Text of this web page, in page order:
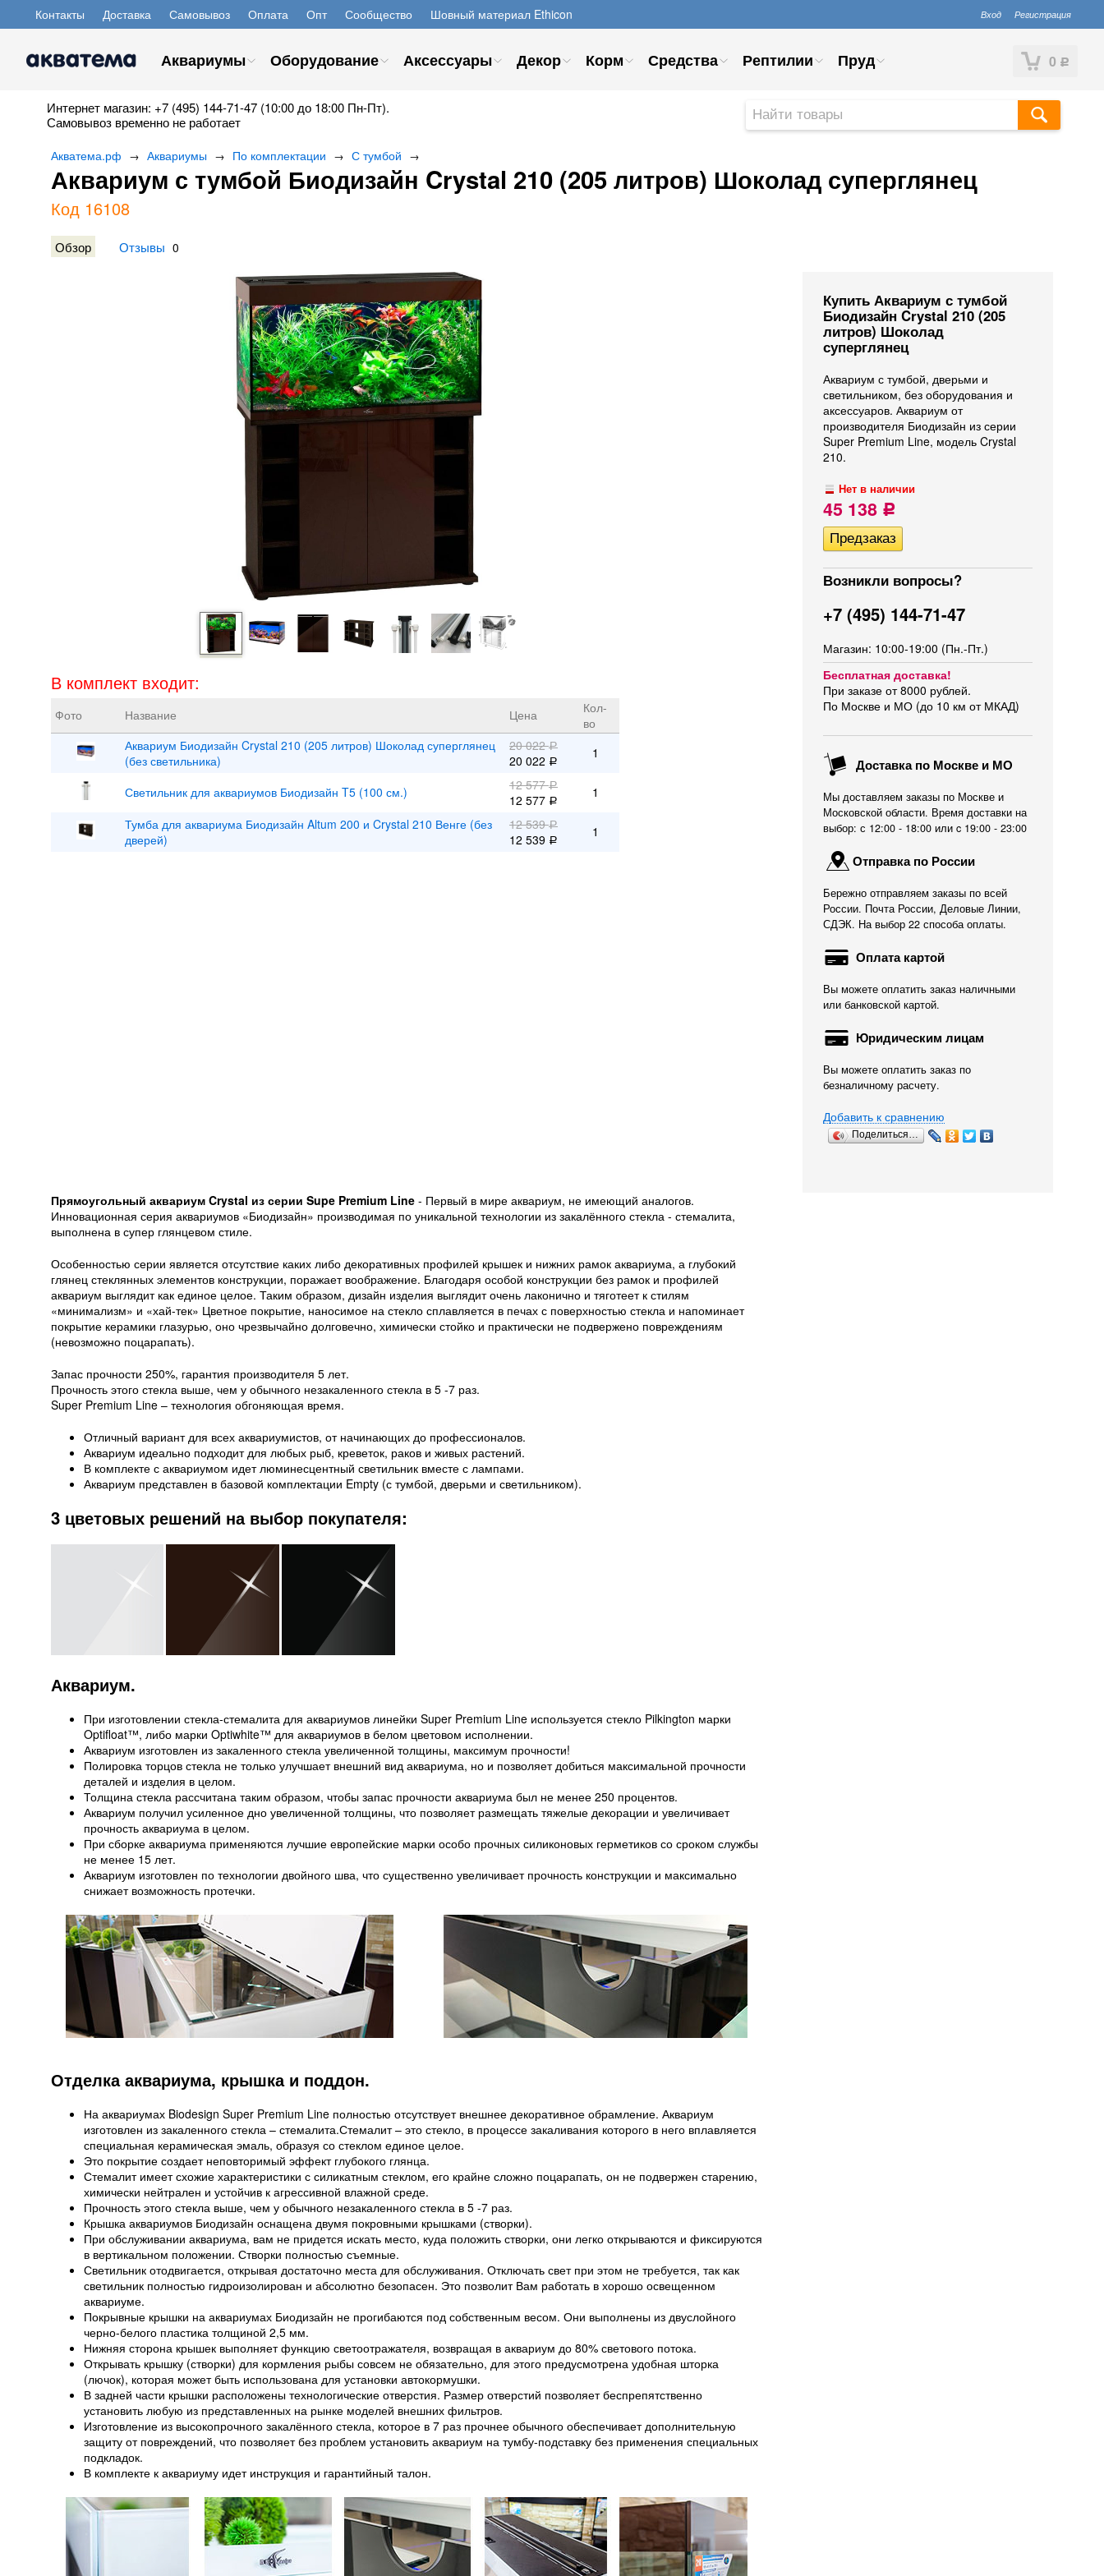
Контакты Доставка Самовывоз Оплата Опт Сообщество Шовный материал Ethicon Вход Регистрация
0 Р
Аквариумы Оборудование Аксессуары Декор Корм Средства Рептилии Пруд
Интернет магазин: +7 (495) 144-71-47 (10:00 до 18:00 Пн-Пт).
Самовывоз временно не работает
Акватема.рф → Аквариумы → По комплектации → С тумбой →
Аквариум с тумбой Биодизайн Crystal 210 (205 литров) Шоколад суперглянец
Код 16108
Обзор Отзывы 0
Купить Аквариум с тумбой
Биодизайн Crystal 210 (205
литров) Шоколад
суперглянец
Аквариум с тумбой, дверьми и
светильником, без оборудования и
аксессуаров. Аквариум от
производителя Биодизайн из серии
Super Premium Line, модель Crystal
210.
Нет в наличии
45 138 Р
Возникли вопросы?
+7 (495) 144-71-47
Магазин: 10:00-19:00 (Пн.-Пт.)
Бесплатная доставка!
При заказе от 8000 рублей.
По Москве и МО (до 10 км от МКАД)
Доставка по Москве и МО
Мы доставляем заказы по Москве и
Московской области. Время доставки на
выбор: с 12:00 - 18:00 или c 19:00 - 23:00
Отправка по России
Бережно отправляем заказы по всей
России. Почта России, Деловые Линии,
СДЭК. На выбор 22 способа оплаты.
Оплата картой
Вы можете оплатить заказ наличными
или банковской картой.
Юридическим лицам
Вы можете оплатить заказ по
безналичному расчету.
Добавить к сравнению
Поделиться…
В комплект входит:
Фото Название Цена
Кол-
во
Аквариум Биодизайн Crystal 210 (205 литров) Шоколад суперглянец
(без светильника)
20 022Р
20 022 Р
1
Светильник для аквариумов Биодизайн T5 (100 см.) 12 577Р
12 577 Р
1
Тумба для аквариума Биодизайн Altum 200 и Crystal 210 Венге (без
дверей)
12 539Р
12 539 Р
1
Прямоугольный аквариум Crystal из серии Supe Premium Line - Первый в мире аквариум, не имеющий аналогов.
Инновационная серия аквариумов «Биодизайн» производимая по уникальной технологии из закалённого стекла - стемалита,
выполнена в супер глянцевом стиле.
Особенностью серии является отсутствие каких либо декоративных профилей крышек и нижних рамок аквариума, а глубокий
глянец стеклянных элементов конструкции, поражает воображение. Благодаря особой конструкции без рамок и профилей
аквариум выглядит как единое целое. Таким образом, дизайн изделия выглядит очень лаконично и тяготеет к стилям
«минимализм» и «хай-тек» Цветное покрытие, наносимое на стекло сплавляется в печах с поверхностью стекла и напоминает
покрытие керамики глазурью, оно чрезвычайно долговечно, химически стойко и практически не подвержено повреждениям
(невозможно поцарапать).
Запас прочности 250%, гарантия производителя 5 лет.
Прочность этого стекла выше, чем у обычного незакаленного стекла в 5 -7 раз.
Super Premium Line – технология обгоняющая время.
Отличный вариант для всех аквариумистов, от начинающих до профессионалов.
Аквариум идеально подходит для любых рыб, креветок, раков и живых растений.
В комплекте с аквариумом идет люминесцентный светильник вместе с лампами.
Аквариум представлен в базовой комплектации Empty (с тумбой, дверьми и светильником).
3 цветовых решений на выбор покупателя:
Аквариум.
При изготовлении стекла-стемалита для аквариумов линейки Super Premium Line используется стекло Pilkington марки
Optifloat™, либо марки Optiwhite™ для аквариумов в белом цветовом исполнении.
Аквариум изготовлен из закаленного стекла увеличенной толщины, максимум прочности!
Полировка торцов стекла не только улучшает внешний вид аквариума, но и позволяет добиться максимальной прочности
деталей и изделия в целом.
Толщина стекла рассчитана таким образом, чтобы запас прочности аквариума был не менее 250 процентов.
Аквариум получил усиленное дно увеличенной толщины, что позволяет размещать тяжелые декорации и увеличивает
прочность аквариума в целом.
При сборке аквариума применяются лучшие европейские марки особо прочных силиконовых герметиков со сроком службы
не менее 15 лет.
Аквариум изготовлен по технологии двойного шва, что существенно увеличивает прочность конструкции и максимально
снижает возможность протечки.
Отделка аквариума, крышка и поддон.
На аквариумах Biodesign Super Premium Line полностью отсутствует внешнее декоративное обрамление. Аквариум
изготовлен из закаленного стекла – стемалита.Стемалит – это стекло, в процессе закаливания которого в него вплавляется
специальная керамическая эмаль, образуя со стеклом единое целое.
Это покрытие создает неповторимый эффект глубокого глянца.
Стемалит имеет схожие характеристики с силикатным стеклом, его крайне сложно поцарапать, он не подвержен старению,
химически нейтрален и устойчив к агрессивной влажной среде.
Прочность этого стекла выше, чем у обычного незакаленного стекла в 5 -7 раз.
Крышка аквариумов Биодизайн оснащена двумя покровными крышками (створки).
При обслуживании аквариума, вам не придется искать место, куда положить створки, они легко открываются и фиксируются
в вертикальном положении. Створки полностью съемные.
Светильник отодвигается, открывая достаточно места для обслуживания. Отключать свет при этом не требуется, так как
светильник полностью гидроизолирован и абсолютно безопасен. Это позволит Вам работать в хорошо освещенном
аквариуме.
Покрывные крышки на аквариумах Биодизайн не прогибаются под собственным весом. Они выполнены из двуслойного
черно-белого пластика толщиной 2,5 мм.
Нижняя сторона крышек выполняет функцию светоотражателя, возвращая в аквариум до 80% светового потока.
Открывать крышку (створки) для кормления рыбы совсем не обязательно, для этого предусмотрена удобная шторка
(лючок), которая может быть использована для установки автокормушки.
В задней части крышки расположены технологические отверстия. Размер отверстий позволяет беспрепятственно
установить любую из представленных на рынке моделей внешних фильтров.
Изготовление из высокопрочного закалённого стекла, которое в 7 раз прочнее обычного обеспечивает дополнительную
защиту от повреждений, что позволяет без проблем установить аквариум на тумбу-подставку без применения специальных
подкладок.
В комплекте к аквариуму идет инструкция и гарантийный талон.